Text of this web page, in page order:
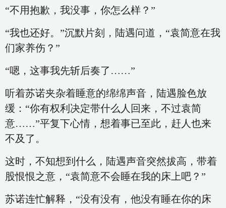
“不用抱歉，我没事，你怎么样？”
“我也还好。”沉默片刻，陆遇问道，“袁简意在我
们家养伤？”
“嗯，这事我先斩后奏了……”
听着苏诺夹杂着睡意的绵绵声音，陆遇脸色放
缓：“你有权利决定带什么人回来，不过袁简
意……”平复下心情，想着事已至此，赶人也来
不及了。
这时，不知想到什么，陆遇声音突然拔高，带着
股恨恨之意，“袁简意不会睡在我的床上吧？”
苏诺连忙解释，“没有没有，他没有睡在你的床